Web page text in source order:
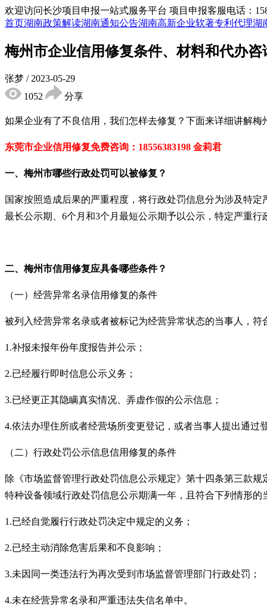
欢迎访问长沙项目申报一站式服务平台 项目申报客服电话：
首页湖南政策解读湖南通知公告湖南高新企业软著专利代理湖
梅州市企业信用修复条件、材料和代办咨
张梦 / 2023-05-29
1052
分享
如果企业有了不良信用，我们怎样去修复？下面来详细讲解梅
东莞市企业信用修复免费咨询： 18556383198 金莉君
一、梅州市哪些行政处罚可以被修复？
国家按照造成后果的严重程度，将行政处罚信息分为涉及特
最长公示期、 6个月和3个月最短公示期予以公示，特定严重
二、梅州市信用修复应具备哪些条件？
（一）经营异常名录信用修复的条件
被列入经营异常名录或者被标记为经营异常状态的当事人，
1.补报未报年份年度报告并公示；
2.已经履行即时信息公示义务；
3.已经更正其隐瞒真实情况、弄虚作假的公示信息；
4.依法办理住所或者经营场所变更登记，或者当事人提出通过
（二）行政处罚公示信息信用修复的条件
除《市场监督管理行政处罚信息公示规定》第十四条第三款
特种设备领域行政处罚信息公示期满一年，且符合下列情形的
1.已经自觉履行行政处罚决定中规定的义务；
2.已经主动消除危害后果和不良影响；
3.未因同一类违法行为再次受到市场监督管理部门行政处罚；
4.未在经营异常名录和严重违法失信名单中。